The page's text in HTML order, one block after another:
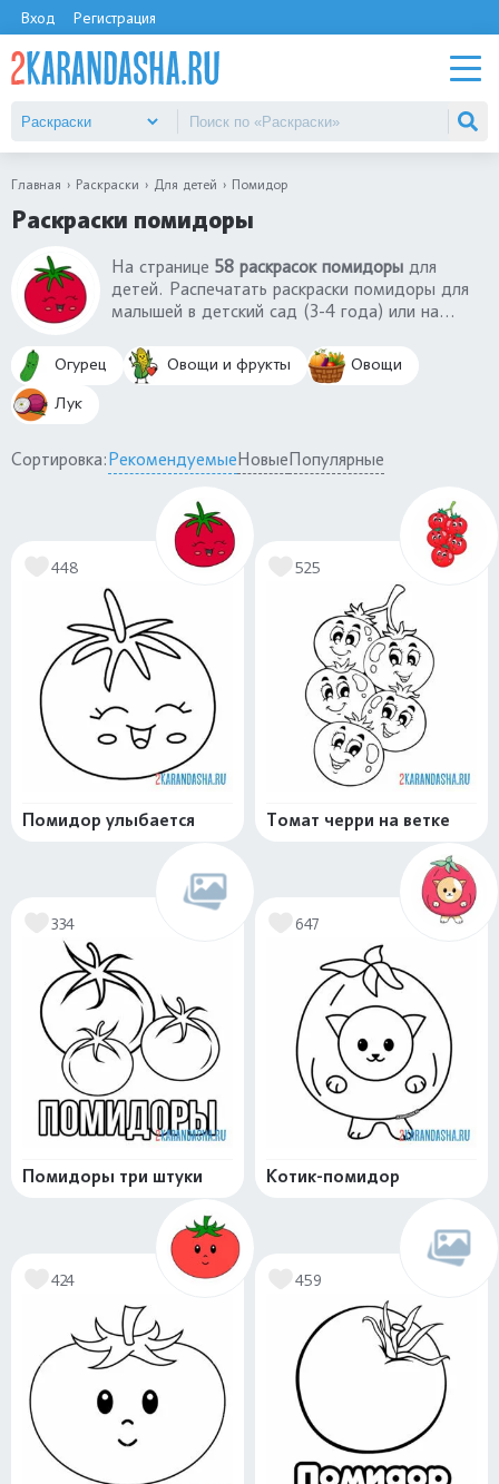
Вход Регистрация
Главная Раскраски Для детей Помидор
Раскраски помидоры
На странице 58 раскрасок помидоры для
детей. Распечатать раскраски помидоры для
малышей в детский сад (3-4 года) или на
Раскраски с помидорами помогают ребенку
лучше изучить этот овощ.При раскрашивании
Огурец Овощи и фрукты
Овощи
Лук
Сортировка:РекомендуемыеНовыеПопулярные
448
Помидор улыбается
525
Томат черри на ветке
334
Помидоры три штуки
647
Котик-помидор
424 459